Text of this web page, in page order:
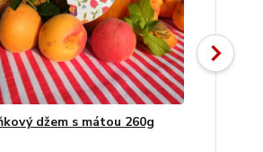
džem s mátou 260g